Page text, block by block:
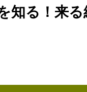
知る！来